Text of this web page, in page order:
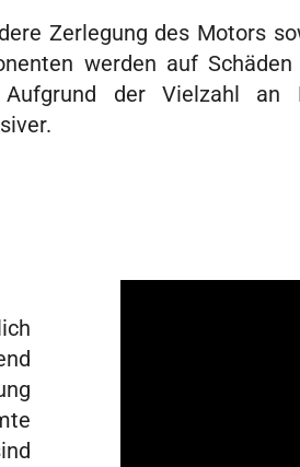
Zerlegung des Motors
werden auf
der Vielzahl